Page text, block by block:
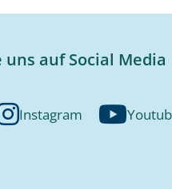
auf Social Media
Instagram